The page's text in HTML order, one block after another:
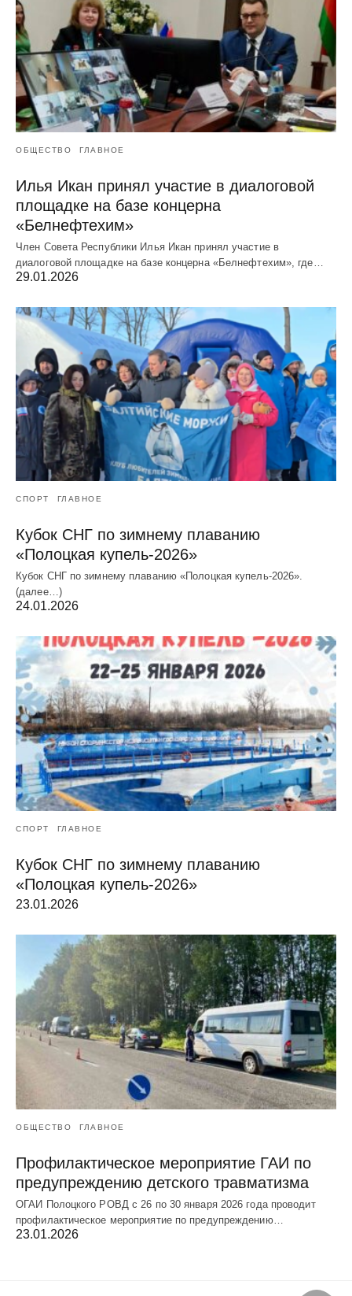
ОБЩЕСТВО ГЛАВНОЕ
Илья Икан принял участие в диалоговой
площадке на базе концерна
«Белнефтехим»
Член Совета Республики Илья Икан принял участие в
диалоговой площадке на базе концерна «Белнефтехим», где…
29.01.2026
СПОРТ ГЛАВНОЕ
Кубок СНГ по зимнему плаванию
«Полоцкая купель-2026»
Кубок СНГ по зимнему плаванию «Полоцкая купель-2026».
(далее…)
24.01.2026
СПОРТ ГЛАВНОЕ
Кубок СНГ по зимнему плаванию
«Полоцкая купель-2026»
23.01.2026
ОБЩЕСТВО ГЛАВНОЕ
Профилактическое мероприятие ГАИ по
предупреждению детского травматизма
ОГАИ Полоцкого РОВД с 26 по 30 января 2026 года проводит
профилактическое мероприятие по предупреждению…
23.01.2026